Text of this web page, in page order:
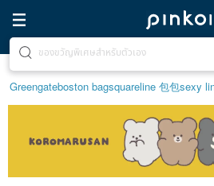
ตามหาไอเทมฮีลใจ
Greengateboston bagsquareline 包包sexy